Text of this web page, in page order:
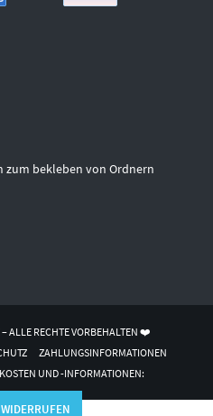
zum bekleben von Ordnern
ALLE RECHTE VORBEHALTEN ❤️
ZAHLUNGSINFORMATIONEN
UND -INFORMATIONEN: